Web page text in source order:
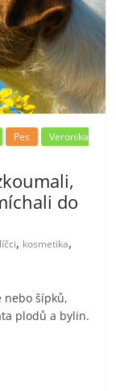
Pes
Veronika
do
, kosmetika,
nebo šípků,
plodů a bylin.